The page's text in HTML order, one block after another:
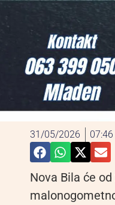
31/05/2026 07:46
Nova Bila će